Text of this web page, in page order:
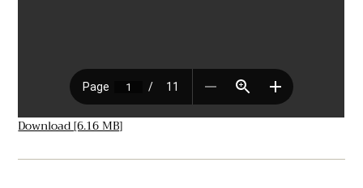
Download [6.16 MB]